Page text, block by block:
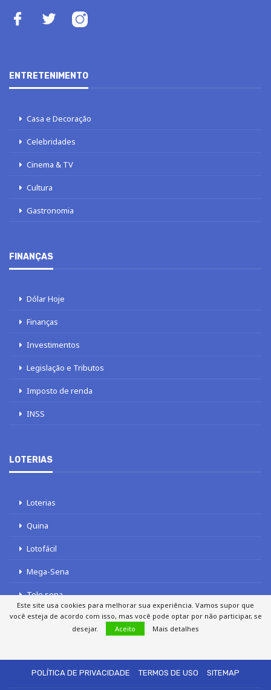
ENTRETENIMENTO
Casa e Decoração
Celebridades
Cinema & TV
Cultura
Gastronomia
FINANÇAS
Dólar Hoje
Finanças
Investimentos
Legislação e Tributos
Imposto de renda
INSS
LOTERIAS
Loterias
Quina
Lotofácil
Mega-Sena
Tele sena
POLÍTICA DE PRIVACIDADE
TERMOS DE USO SITEMAP
Este site usa cookies para melhorar sua experiência. Vamos supor que
você esteja de acordo com isso, mas você pode optar por não participar, se
desejar.
Aceito Mais detalhes